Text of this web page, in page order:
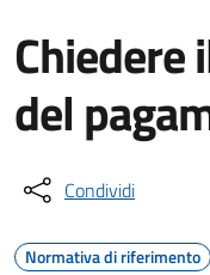
del
Condividi
Normativa di riferimento